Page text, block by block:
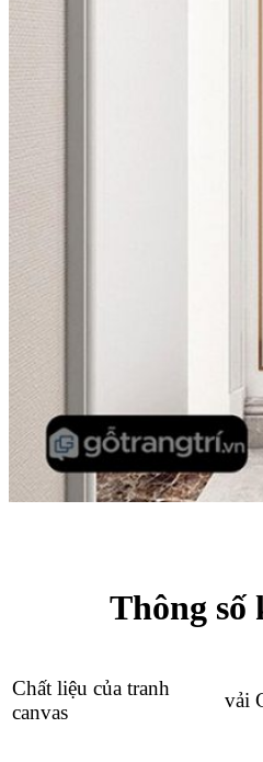
Thông số
Chất liệu của tranh
canvas
vải